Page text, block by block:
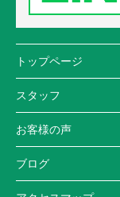
トップページ
スタッフ
お客様の声
ブログ